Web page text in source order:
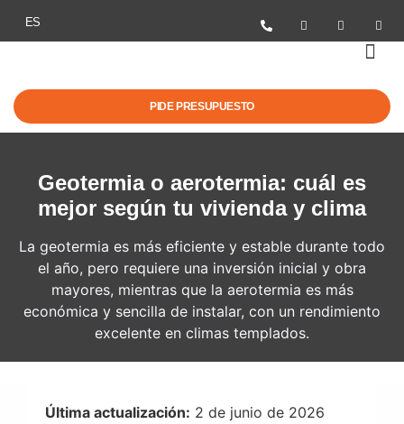
ES
PIDE PRESUPUESTO
Geotermia o aerotermia: cuál es
mejor según tu vivienda y clima
La geotermia es más eficiente y estable durante todo
el año, pero requiere una inversión inicial y obra
mayores, mientras que la aerotermia es más
económica y sencilla de instalar, con un rendimiento
excelente en climas templados.
Última actualización: 2 de junio de 2026